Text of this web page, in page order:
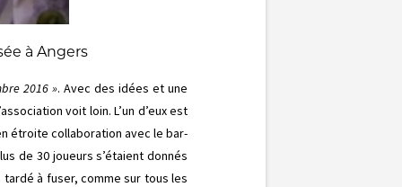
à Angers
2016 ». Avec des idées et une
voit loin. L’un d’eux est
étroite collaboration avec le bar-
de 30 joueurs s’étaient donnés
tardé à fuser, comme sur tous les